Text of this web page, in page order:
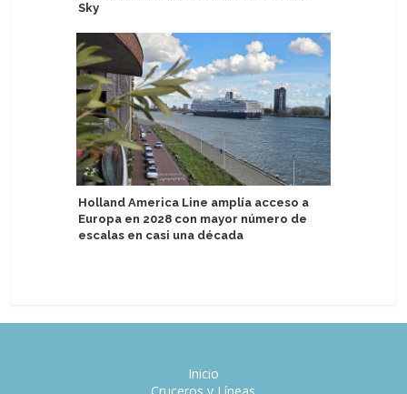
Sky
Holland America Line amplía acceso a
Europa en 2028 con mayor número de
escalas en casi una década
Inicio